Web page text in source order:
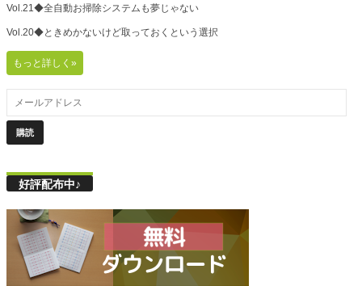
Vol.21◆全自動お掃除システムも夢じゃない
Vol.20◆ときめかないけど取っておくという選択
もっと詳しく»
好評配布中♪